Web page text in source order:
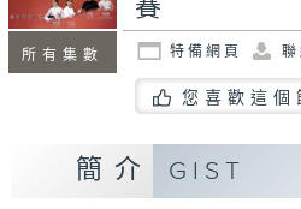
所有集數
賽
特備網頁 聯
您喜歡這個
簡介 GIST